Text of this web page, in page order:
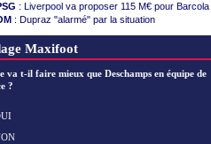
: le Real bat Ferencvaros
: Lukaku dit oui à Fenerbahçe
: un nouveau nul pour Le Mans
Galaxy: Sergi Roberto a signé (officiel)
: Liverpool va proposer 115 M€ pour Barcola
: Dupraz "alarmé" par la situation
: B. Genesio - "ce n'est pas idéal"
Maxifoot
va t-il faire mieux que Deschamps en équipe de
?